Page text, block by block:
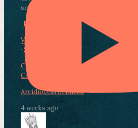
segnate dalla malattia.
Photo
View on Facebook
· Share
Condividi su Facebook
Condividi su LinkedIn
Arcidiocesi di Lucca
4 weeks ago